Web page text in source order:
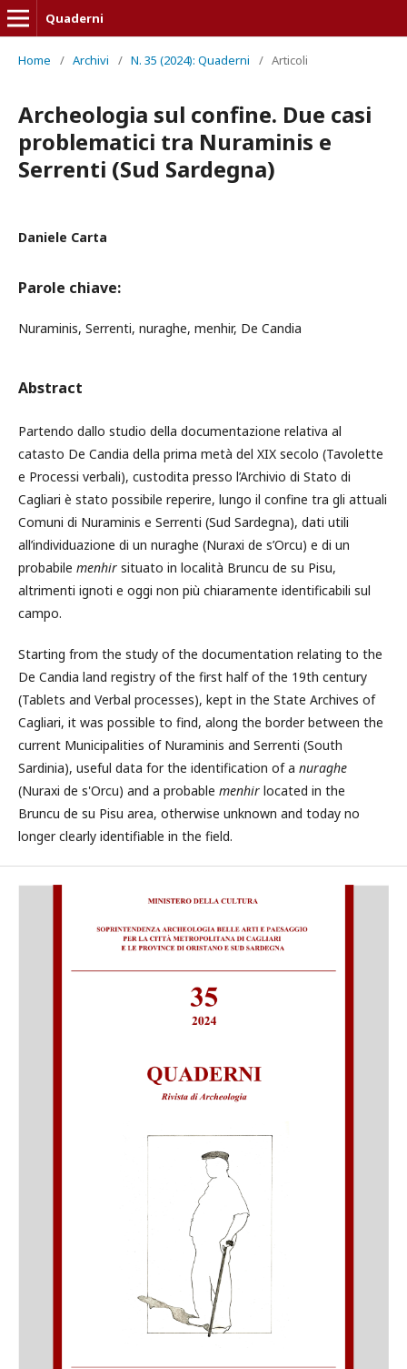
Quaderni
Home / Archivi / N. 35 (2024): Quaderni / Articoli
Archeologia sul confine. Due casi
problematici tra Nuraminis e
Serrenti (Sud Sardegna)
Daniele Carta
Parole chiave:
Nuraminis, Serrenti, nuraghe, menhir, De Candia
Abstract
Partendo dallo studio della documentazione relativa al
catasto De Candia della prima metà del XIX secolo (Tavolette
e Processi verbali), custodita presso l’Archivio di Stato di
Cagliari è stato possibile reperire, lungo il confine tra gli attuali
Comuni di Nuraminis e Serrenti (Sud Sardegna), dati utili
all’individuazione di un nuraghe (Nuraxi de s’Orcu) e di un
probabile menhir situato in località Bruncu de su Pisu,
altrimenti ignoti e oggi non più chiaramente identificabili sul
campo.
Starting from the study of the documentation relating to the
De Candia land registry of the first half of the 19th century
(Tablets and Verbal processes), kept in the State Archives of
Cagliari, it was possible to find, along the border between the
current Municipalities of Nuraminis and Serrenti (South
Sardinia), useful data for the identification of a nuraghe
(Nuraxi de s'Orcu) and a probable menhir located in the
Bruncu de su Pisu area, otherwise unknown and today no
longer clearly identifiable in the field.